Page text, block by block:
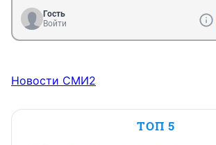
Гость
Войти
Новости СМИ2
ТОП 5